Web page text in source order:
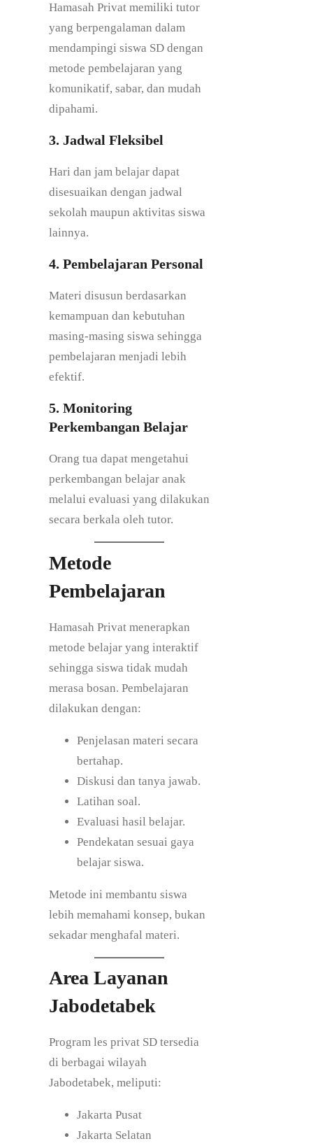
Hamasah Privat memiliki tutor
yang berpengalaman dalam
mendampingi siswa SD dengan
metode pembelajaran yang
komunikatif, sabar, dan mudah
dipahami.
3. Jadwal Fleksibel
Hari dan jam belajar dapat
disesuaikan dengan jadwal
sekolah maupun aktivitas siswa
lainnya.
4. Pembelajaran Personal
Materi disusun berdasarkan
kemampuan dan kebutuhan
masing-masing siswa sehingga
pembelajaran menjadi lebih
efektif.
5. Monitoring
Perkembangan Belajar
Orang tua dapat mengetahui
perkembangan belajar anak
melalui evaluasi yang dilakukan
secara berkala oleh tutor.
Metode
Pembelajaran
Hamasah Privat menerapkan
metode belajar yang interaktif
sehingga siswa tidak mudah
merasa bosan. Pembelajaran
dilakukan dengan:
Penjelasan materi secara
bertahap.
Diskusi dan tanya jawab.
Latihan soal.
Evaluasi hasil belajar.
Pendekatan sesuai gaya
belajar siswa.
Metode ini membantu siswa
lebih memahami konsep, bukan
sekadar menghafal materi.
Area Layanan
Jabodetabek
Program les privat SD tersedia
di berbagai wilayah
Jabodetabek, meliputi:
Jakarta Pusat
Jakarta Selatan